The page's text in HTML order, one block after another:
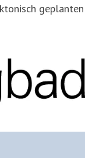
geplanten